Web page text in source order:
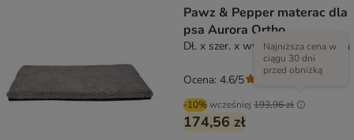
Pawz & Pepper materac dla
psa Aurora Ortho
Dł. x szer. x wys.: 120 x 85 x 5 cm
-10%wcześniej 193,96 zł
Najniższa cena w
ciągu 30 dni
przed obniżką
174,56 zł
Ocena: 4.6/5